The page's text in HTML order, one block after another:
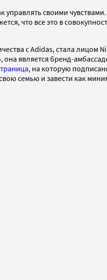
своими
что все это в
с Adidas, стала лицом
является бренд-
, на которую
семью и завести как